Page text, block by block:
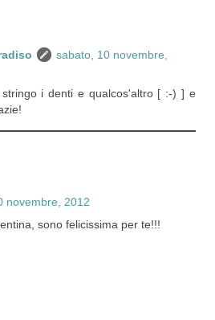
sabato, 10 novembre,
i denti e qualcos'altro [ :-) ] e
novembre, 2012
sono felicissima per te!!!